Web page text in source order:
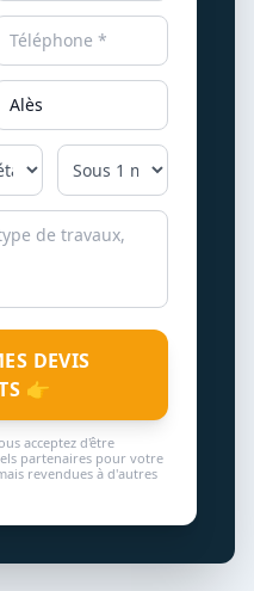
DEVIS
👉
acceptez d'être
partenaires pour votre
revendues à d'autres